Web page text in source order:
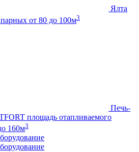
Ялта
от 80 до 100м3
Печь-
площадь отапливаемого
160м3